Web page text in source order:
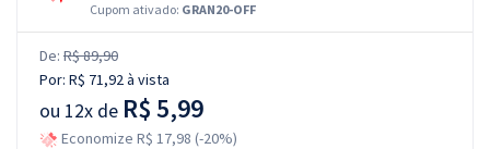
Cupom ativado: GRAN20-OFF
De: R$ 89,90
Por: R$ 71,92à vista
ou 12x de R$ 5,99
Economize R$ 17,98 (-20%)